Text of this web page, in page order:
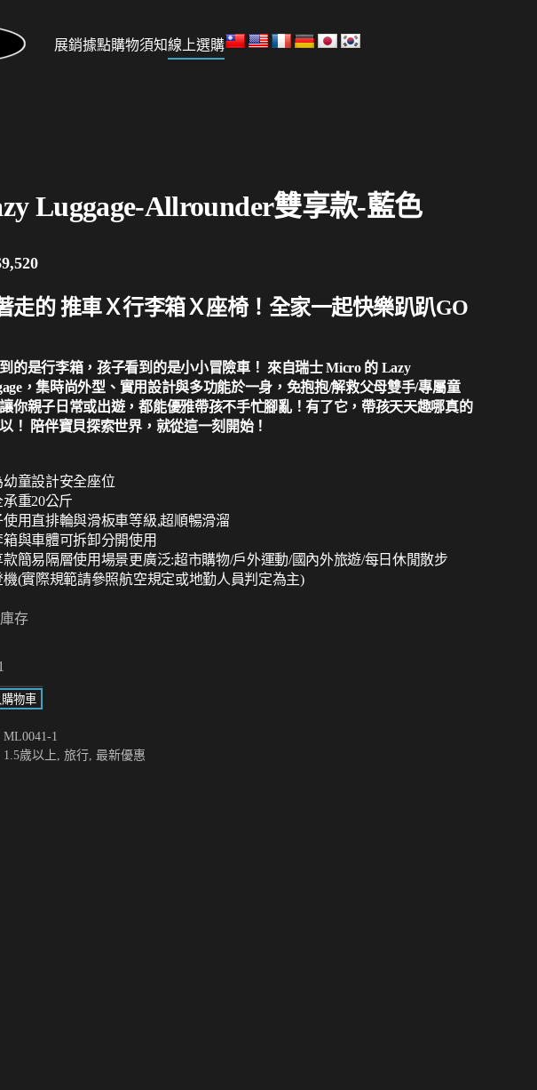
展銷據點購物須知線上選購
Luggage-Allrounder雙享款-藍色
9,520
走的 推車Ｘ行李箱Ｘ座椅！全家一起快樂趴趴GO
的是行李箱，孩子看到的是小小冒險車！ 來自瑞士 Micro 的 Lazy
，集時尚外型、實用設計與多功能於一身，免抱抱/解救父母雙手/專屬童
你親子日常或出遊，都能優雅帶孩不手忙腳亂！有了它，帶孩天天趣哪真的
！ 陪伴寶貝探索世界，就從這一刻開始！
幼童設計安全座位
承重20公斤
使用直排輪與滑板車等級,超順暢滑溜
箱與車體可拆卸分開使用
款簡易隔層使用場景更廣泛:超市購物/戶外運動/國內外旅遊/每日休閒散步
機(實際規範請參照航空規定或地勤人員判定為主)
存
物車
ML0041-1
1.5歲以上, 旅行, 最新優惠